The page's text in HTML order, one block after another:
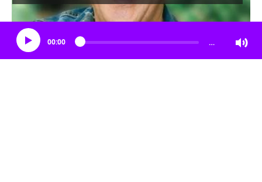
Escucha el artículo
00:00 …